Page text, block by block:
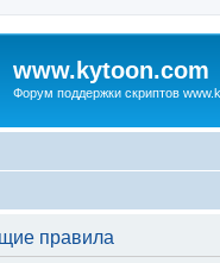
www.kytoon.com
Форум поддержки скриптов
правила